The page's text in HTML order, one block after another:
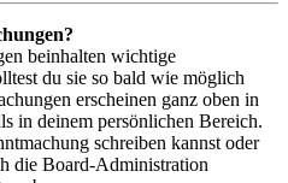
beinhalten wichtige
du sie so bald wie möglich
erscheinen ganz oben in
in deinem persönlichen Bereich.
schreiben kannst oder
die Board-Administration